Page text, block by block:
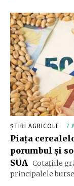
ȘTIRI AGRICOLE 7
Piața
porumbul și
SUA Cotațiile
principalele